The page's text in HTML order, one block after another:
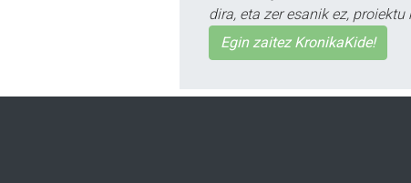
dira, eta zer esanik ez,
Egin zaitez KronikaKide!